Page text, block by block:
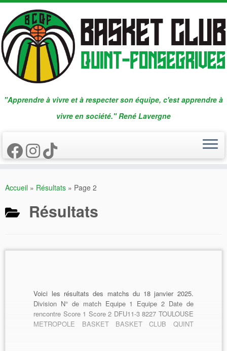
Passer
contenu
"Apprendre à vivre et à respecter son équipe, c'est apprendre à
vivre en société." René Lavergne
Accueil » Résultats » Page 2
Résultats
Voici les résultats des matchs du 18 janvier 2025.
Division N° de match Equipe 1 Equipe 2 Date de
rencontre Score 1 Score 2 DFU11-3 8227 TOULOUSE
METROPOLE BASKET BASKET CLUB QUINT